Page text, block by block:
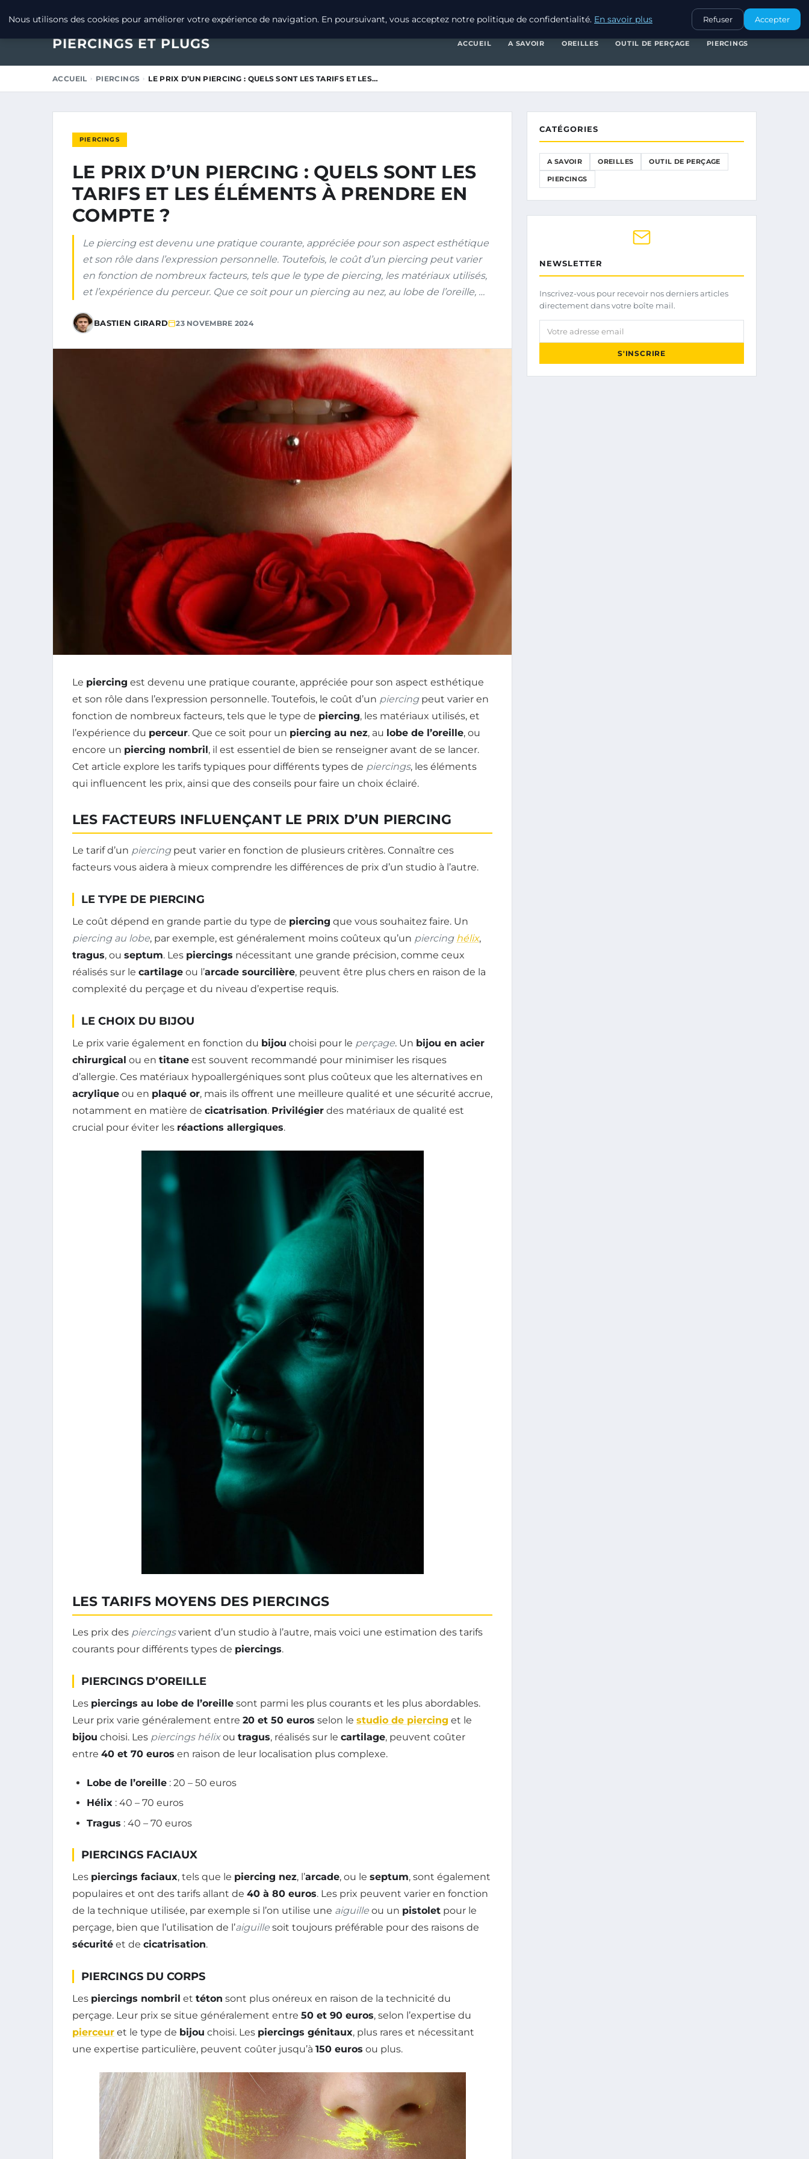
OUTIL DE PERÇAGEPIERCINGS
PIERCINGS ET PLUGS ACCUEIL A SAVOIR OREILLES OUTIL DE PERÇAGE PIERCINGS
ACCUEIL PIERCINGS LE PRIX D’UN PIERCING : QUELS SONT LES TARIFS ET LES…
PIERCINGS
LE PRIX D’UN PIERCING : QUELS SONT LES
TARIFS ET LES ÉLÉMENTS À PRENDRE EN
COMPTE ?
Le piercing est devenu une pratique courante, appréciée pour son aspect esthétique
et son rôle dans l’expression personnelle. Toutefois, le coût d’un piercing peut varier
en fonction de nombreux facteurs, tels que le type de piercing, les matériaux utilisés,
et l’expérience du perceur. Que ce soit pour un piercing au nez, au lobe de l’oreille, …
BASTIEN GIRARD 23 NOVEMBRE 2024
Le piercing est devenu une pratique courante, appréciée pour son aspect esthétique
et son rôle dans l’expression personnelle. Toutefois, le coût d’un piercingpeut varier en
fonction de nombreux facteurs, tels que le type de piercing, les matériaux utilisés, et
l’expérience du perceur. Que ce soit pour un piercing au nez, au lobe de l’oreille, ou
encore un piercing nombril, il est essentiel de bien se renseigner avant de se lancer.
Cet article explore les tarifs typiques pour différents types de piercings, les éléments
qui influencent les prix, ainsi que des conseils pour faire un choix éclairé.
LES FACTEURS INFLUENÇANT LE PRIX D’UN PIERCING
Le tarif d’un piercingpeut varier en fonction de plusieurs critères. Connaître ces
facteurs vous aidera à mieux comprendre les différences de prix d’un studio à l’autre.
LE TYPE DE PIERCING
Le coût dépend en grande partie du type de piercing que vous souhaitez faire. Un
piercing au lobe, par exemple, est généralement moins coûteux qu’un piercing hélix,
tragus, ou septum. Les piercings nécessitant une grande précision, comme ceux
réalisés sur le cartilage ou l’arcade sourcilière, peuvent être plus chers en raison de la
complexité du perçage et du niveau d’expertise requis.
LE CHOIX DU BIJOU
Le prix varie également en fonction du bijou choisi pour le perçage. Un bijou en acier
chirurgical ou en titane est souvent recommandé pour minimiser les risques
d’allergie. Ces matériaux hypoallergéniques sont plus coûteux que les alternatives en
acrylique ou en plaqué or, mais ils offrent une meilleure qualité et une sécurité accrue,
notamment en matière de cicatrisation. Privilégier des matériaux de qualité est
crucial pour éviter les réactions allergiques.
LES TARIFS MOYENS DES PIERCINGS
Les prix des piercingsvarient d’un studio à l’autre, mais voici une estimation des tarifs
courants pour différents types de piercings.
PIERCINGS D’OREILLE
Les piercings au lobe de l’oreille sont parmi les plus courants et les plus abordables.
Leur prix varie généralement entre 20 et 50 euros selon le studio de piercing et le
bijou choisi. Les piercings hélixou tragus, réalisés sur le cartilage, peuvent coûter
entre 40 et 70 euros en raison de leur localisation plus complexe.
Lobe de l’oreille : 20 – 50 euros
Hélix : 40 – 70 euros
Tragus : 40 – 70 euros
PIERCINGS FACIAUX
Les piercings faciaux, tels que le piercing nez, l’arcade, ou le septum, sont également
populaires et ont des tarifs allant de 40 à 80 euros. Les prix peuvent varier en fonction
de la technique utilisée, par exemple si l’on utilise une aiguille ou un pistolet pour le
perçage, bien que l’utilisation de l’aiguille soit toujours préférable pour des raisons de
sécurité et de cicatrisation.
PIERCINGS DU CORPS
Les piercings nombril et téton sont plus onéreux en raison de la technicité du
perçage. Leur prix se situe généralement entre 50 et 90 euros, selon l’expertise du
pierceur et le type de bijou choisi. Les piercings génitaux, plus rares et nécessitant
une expertise particulière, peuvent coûter jusqu’à 150 euros ou plus.
CATÉGORIES
A SAVOIR OREILLES OUTIL DE PERÇAGE
PIERCINGS
NEWSLETTER
Inscrivez-vous pour recevoir nos derniers articles
directement dans votre boîte mail.
Votre adresse email
S'INSCRIRE
Nous utilisons des cookies pour améliorer votre expérience de navigation. En poursuivant, vous acceptez notre politique de confidentialité. En savoir plus Refuser Accepter